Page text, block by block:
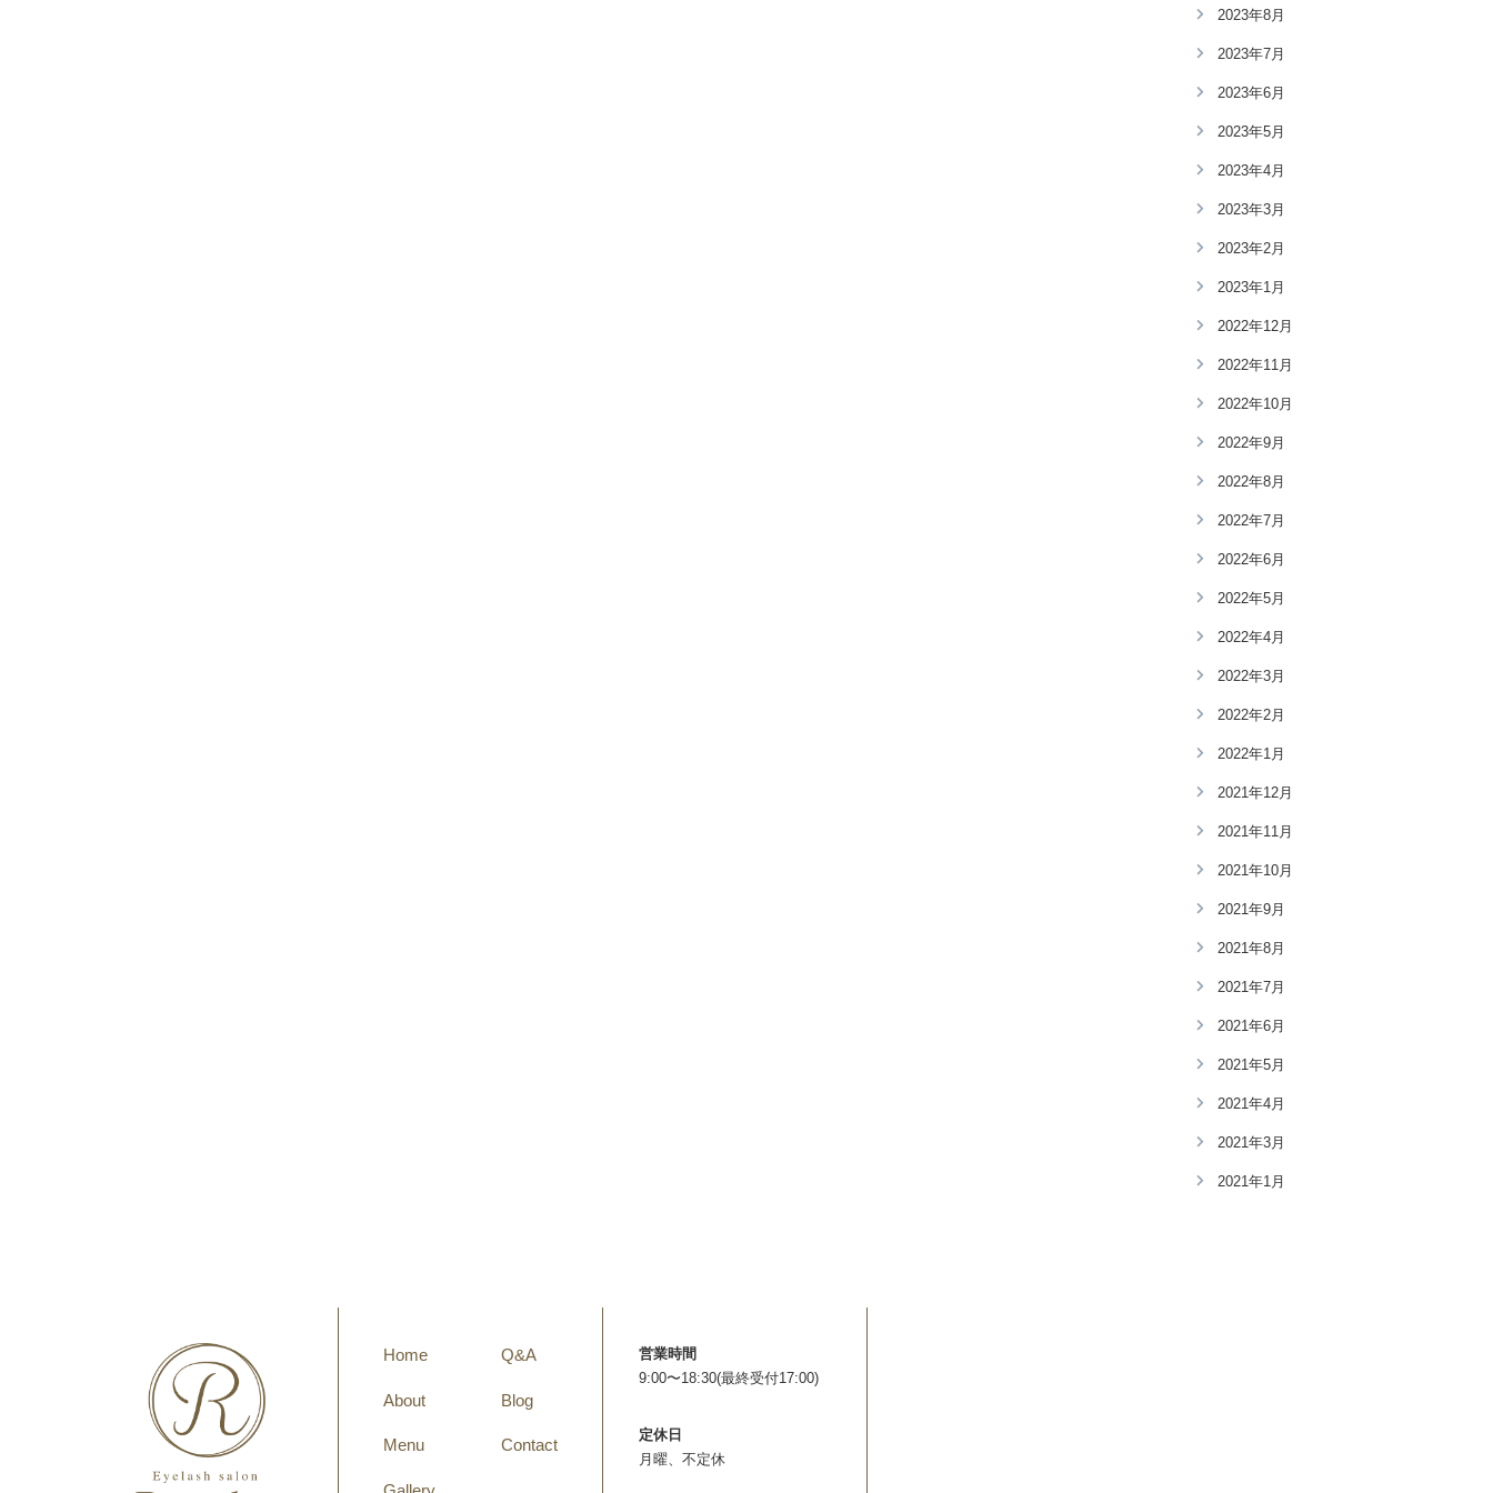
2023年8月
2023年7月
2023年6月
2023年5月
2023年4月
2023年3月
2023年2月
2023年1月
2022年12月
2022年11月
2022年10月
2022年9月
2022年8月
2022年7月
2022年6月
2022年5月
2022年4月
2022年3月
2022年2月
2022年1月
2021年12月
2021年11月
2021年10月
2021年9月
2021年8月
2021年7月
2021年6月
2021年5月
2021年4月
2021年3月
2021年1月
Home
About
Menu
Q&A
Blog
Contact
営業時間
9:00〜18:30(最終受付17:00)
定休日
月曜、不定休